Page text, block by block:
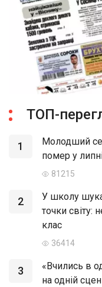
ТОП-
1
Молодший
помер у
81215
2
У школу
точки світу:
клас
36414
3
«Вчились в
на одній